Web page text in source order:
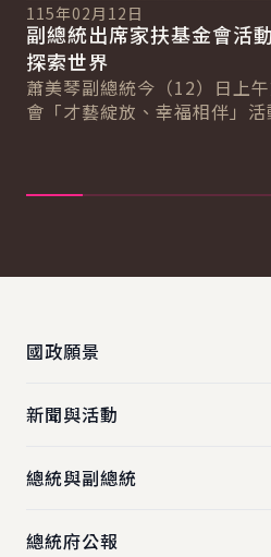
115年02月12日
副總統出席家扶基金會活
探索世界
蕭美琴副總統今（12）日上
會「才藝綻放、幸福相伴」
國政願景
新聞與活動
總統與副總統
總統府公報